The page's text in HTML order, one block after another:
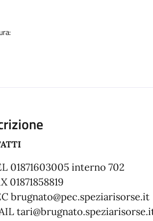
01871603005 interno 702
01871858819
brugnato@pec.speziarisorse.it